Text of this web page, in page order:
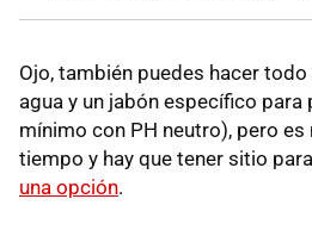
Ojo, también puedes hacer
agua y un jabón específico para
mínimo con PH neutro), pero es
tiempo y hay que tener sitio
una opción.